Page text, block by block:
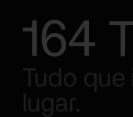
164
Tudo que
lugar.